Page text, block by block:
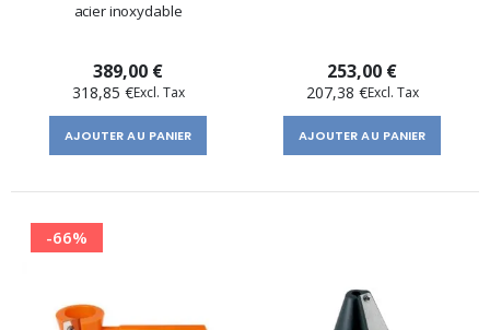
acier inoxydable
389,00 €
318,85 €
AJOUTER AU PANIER
253,00 €
207,38 €
AJOUTER AU PANIER
-66%